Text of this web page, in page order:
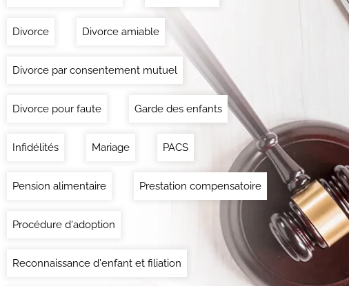
Divorce Divorce amiable
Divorce par consentement mutuel
Divorce pour faute Garde des enfants
Infidélités Mariage PACS
Pension alimentaire Prestation compensatoire
Procédure d'adoption
Reconnaissance d'enfant et filiation